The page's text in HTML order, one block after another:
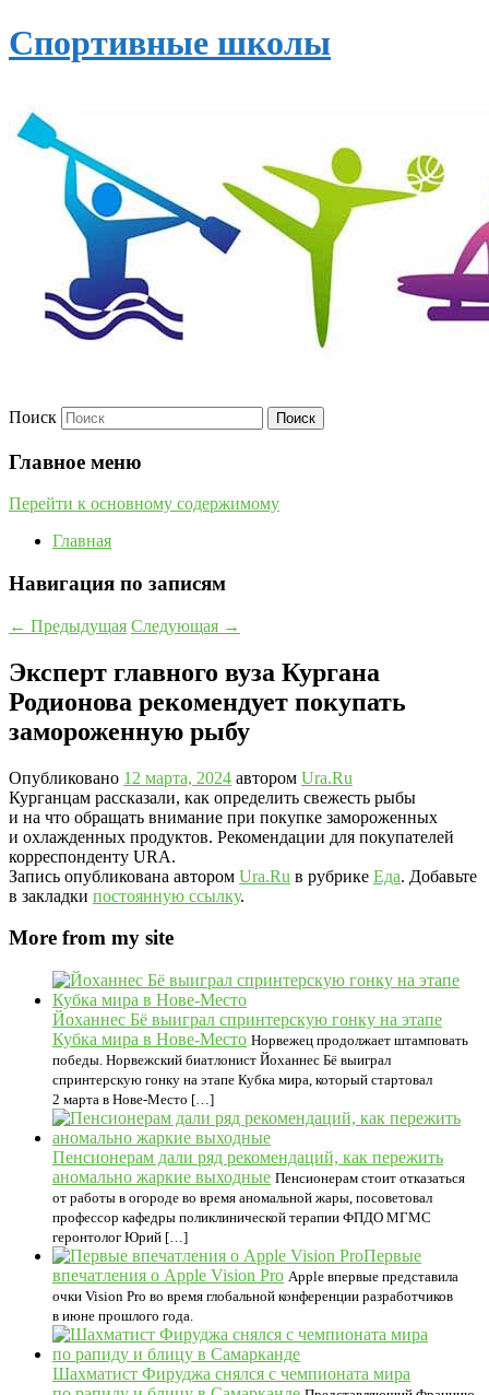
Спортивные школы
Поиск
Главное меню
Перейти к основному содержимому
Главная
Навигация по записям
← Предыдущая Следующая →
Эксперт главного вуза Кургана
Родионова рекомендует покупать
замороженную рыбу
Опубликовано 12 марта, 2024 автором Ura.Ru
Курганцам рассказали, как определить свежесть рыбы
и на что обращать внимание при покупке замороженных
и охлажденных продуктов. Рекомендации для покупателей
корреспонденту URA.
Запись опубликована автором Ura.Ru в рубрике Еда. Добавьте
в закладки постоянную ссылку.
More from my site
Йоханнес Бё выиграл спринтерскую гонку на этапе
Кубка мира в Нове-Место Норвежец продолжает штамповать
победы. Норвежский биатлонист Йоханнес Бё выиграл
спринтерскую гонку на этапе Кубка мира, который стартовал
2 марта в Нове-Место […]
Пенсионерам дали ряд рекомендаций, как пережить
аномально жаркие выходные Пенсионерам стоит отказаться
от работы в огороде во время аномальной жары, посоветовал
профессор кафедры поликлинической терапии ФПДО МГМС
геронтолог Юрий […]
Первые
впечатления о Apple Vision Pro Apple впервые представила
очки Vision Pro во время глобальной конференции разработчиков
в июне прошлого года.
Шахматист Фируджа снялся с чемпионата мира